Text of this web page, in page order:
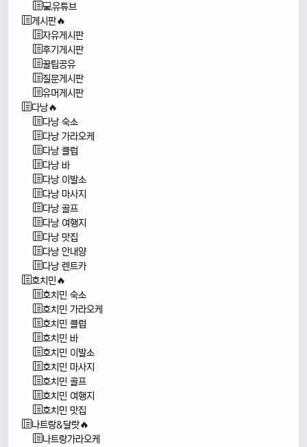
💻유튜브
게시판🔥
자유게시판
후기게시판
꿀팁공유
질문게시판
유머게시판
다낭🔥
다낭 숙소
다낭 가라오케
다낭 클럽
다낭 바
다낭 이발소
다낭 마사지
다낭 골프
다낭 여행지
다낭 맛집
다낭 안내양
다낭 렌트카
호치민🔥
호치민 숙소
호치민 가라오케
호치민 클럽
호치민 바
호치민 이발소
호치민 마사지
호치민 골프
호치민 여행지
호치민 맛집
나트랑&달랏🔥
나트랑가라오케